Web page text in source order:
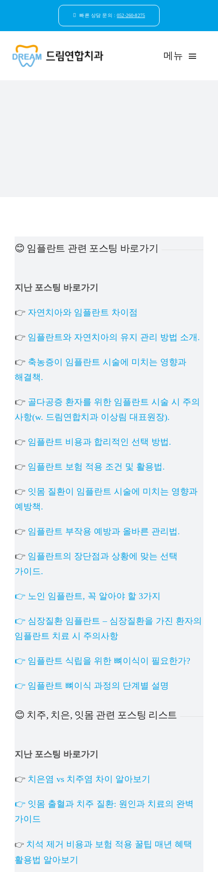
빠른 상담 문의 :052-260-8275
메뉴
상담예약
😊 임플란트 관련 포스팅 바로가기
지난 포스팅 바로가기
👉 자연치아와 임플란트 차이점
👉 임플란트와 자연치아의 유지 관리 방법 소개.
👉 축농증이 임플란트 시술에 미치는 영향과
해결책.
👉 골다공증 환자를 위한 임플란트 시술 시 주의
사항(w. 드림연합치과 이상림 대표원장).
👉 임플란트 비용과 합리적인 선택 방법.
👉 임플란트 보험 적용 조건 및 활용법.
👉 잇몸 질환이 임플란트 시술에 미치는 영향과
예방책.
👉 임플란트 부작용 예방과 올바른 관리법.
👉 임플란트의 장단점과 상황에 맞는 선택
가이드.
👉 노인 임플란트, 꼭 알아야 할 3가지
👉 심장질환 임플란트 – 심장질환을 가진 환자의
임플란트 치료 시 주의사항
👉 임플란트 식립을 위한 뼈이식이 필요한가?
👉 임플란트 뼈이식 과정의 단계별 설명
😊 치주, 치은, 잇몸 관련 포스팅 리스트
지난 포스팅 바로가기
👉 치은염 vs 치주염 차이 알아보기
👉 잇몸 출혈과 치주 질환: 원인과 치료의 완벽
가이드
👉 치석 제거 비용과 보험 적용 꿀팁 매년 혜택
활용법 알아보기